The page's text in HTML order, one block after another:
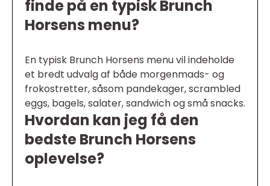
finde på en typisk Brunch
Horsens menu?
En typisk Brunch Horsens menu vil indeholde
et bredt udvalg af både morgenmads- og
frokostretter, såsom pandekager, scrambled
eggs, bagels, salater, sandwich og små snacks.
Hvordan kan jeg få den
bedste Brunch Horsens
oplevelse?